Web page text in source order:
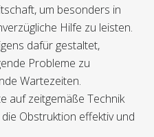
um besonders in
Hilfe zu leisten.
dafür gestaltet,
Probleme zu
Wartezeiten.
auf zeitgemäße Technik
Obstruktion effektiv und